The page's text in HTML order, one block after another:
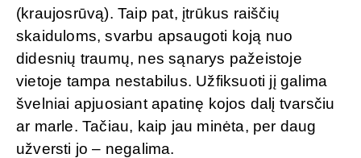
(kraujosrūvą). Taip pat, įtrūkus raiščių
skaiduloms, svarbu apsaugoti koją nuo
didesnių traumų, nes sąnarys pažeistoje
vietoje tampa nestabilus. Užfiksuoti jį galima
švelniai apjuosiant apatinę kojos dalį tvarsčiu
ar marle. Tačiau, kaip jau minėta, per daug
užversti jo – negalima.